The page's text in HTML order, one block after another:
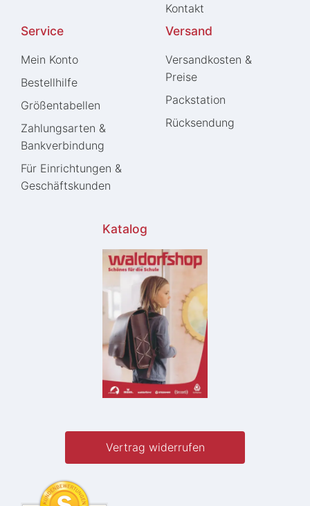
Kontakt
Service
Mein Konto
Bestellhilfe
Größentabellen
Zahlungsarten &
Bankverbindung
Für Einrichtungen &
Geschäftskunden
Versand
Versandkosten &
Preise
Packstation
Rücksendung
Katalog
Vertrag widerrufen